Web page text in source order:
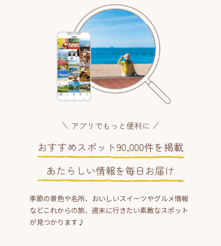
アプリでもっと便利に
おすすめスポット90,000件を掲載
あたらしい情報を毎日お届け
季節の景色や名所、おいしいスイーツやグルメ情報
などこれからの旅、週末に行きたい素敵なスポット
が見つかります♪